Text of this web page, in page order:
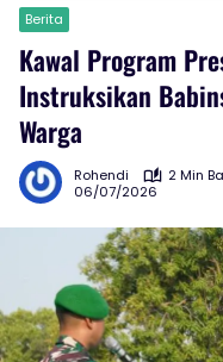
Berita
Kawal Program
Instruksikan
Warga
Rohendi
2 Min
06/07/2026